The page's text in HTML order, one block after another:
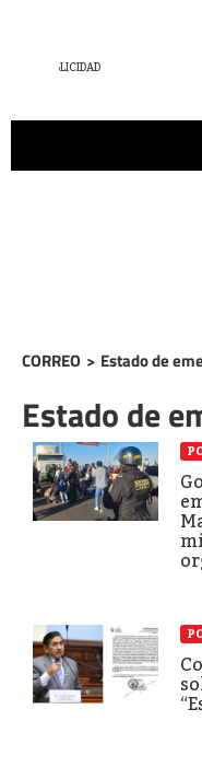
CORREO > Estado de
Estado de